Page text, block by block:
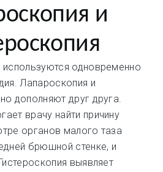
и
используются одновременно
Лапароскопия и
дополняют друг друга.
врачу найти причину
органов малого таза
брюшной стенке, и
выявляет